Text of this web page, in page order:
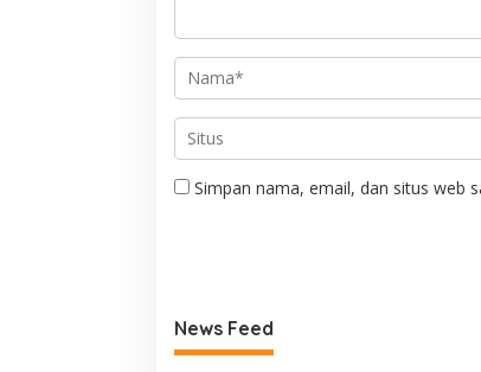
Simpan nama, email, dan situs web
News Feed